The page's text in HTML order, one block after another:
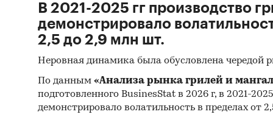
В 2021-2025 гг производство
демонстрировало
2,5 до 2,9 млн шт.
Неровная динамика была обусловлена чередой
По данным «Анализа рынка грилей и
подготовленного BusinesStat в 2026 г, в 2021-
демонстрировало волатильность в пределах от